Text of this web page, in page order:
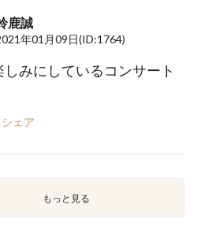
鹿誠
年01月09日(ID:1764)
しみにしているコンサート
シェア
もっと見る